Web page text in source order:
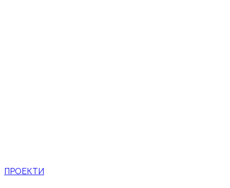
ПРОЕКТИ